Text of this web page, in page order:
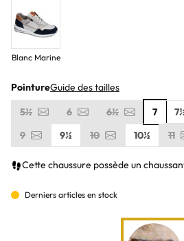
Blanc Marine
PointureGuide des tailles
5½
6 6½ 7
9
9½ 10 10½ 11
Cette chaussure possède un
Derniers articles en stock